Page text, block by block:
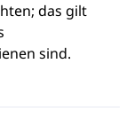
das gilt
sind.